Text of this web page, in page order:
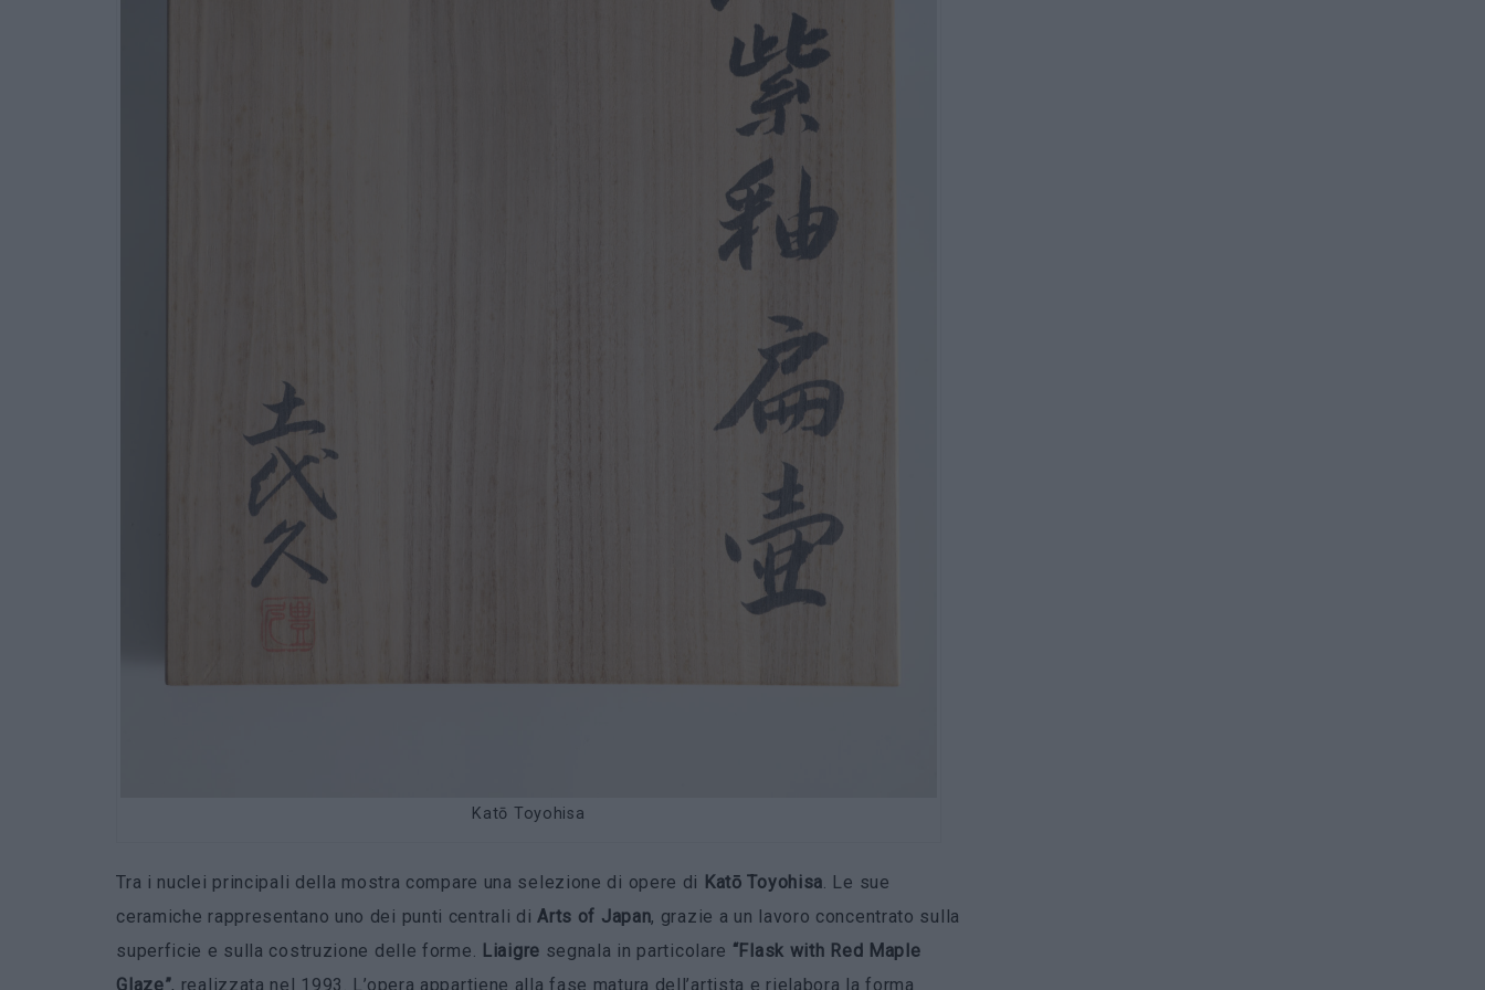
Katō Toyohisa
Tra i nuclei principali della mostra compare una selezione di opere di Katō Toyohisa . Le sue
ceramiche rappresentano uno dei punti centrali diArts of Japan, grazie a un lavoro concentrato sulla
superficie e sulla costruzione delle forme.
Liaigre segnala in particolare “Flask with Red Maple
Glaze”, realizzata nel 1993. L’opera appartiene alla fase matura dell’artista e rielabora la forma